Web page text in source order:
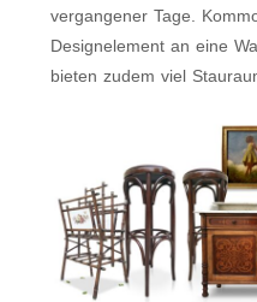
vergangener Tage.
Designelement an eine
bieten zudem viel